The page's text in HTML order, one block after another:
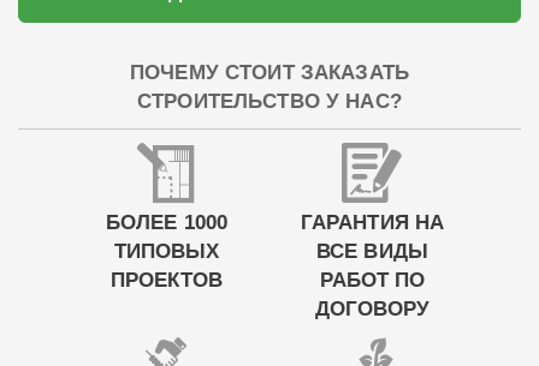
ПОЧЕМУ СТОИТ ЗАКАЗАТЬ
СТРОИТЕЛЬСТВО У НАС?
БОЛЕЕ 1000
ТИПОВЫХ
ПРОЕКТОВ
ГАРАНТИЯ НА
ВСЕ ВИДЫ
РАБОТ ПО
ДОГОВОРУ